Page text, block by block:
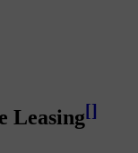
Leasing[]